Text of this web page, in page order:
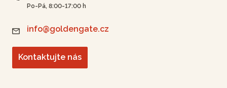
Po-Pá, 8:00-17:00 h
info@goldengate.cz
Kontaktujte nás